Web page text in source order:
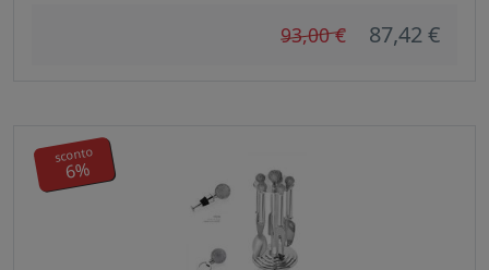
93,00 € 87,42 €
sconto
6%